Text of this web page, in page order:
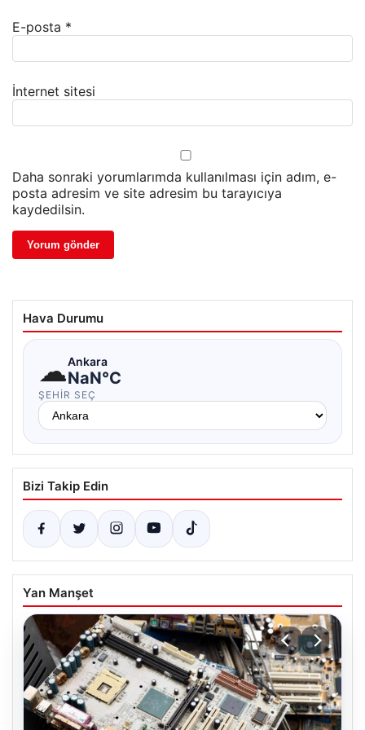
E-posta *
İnternet sitesi
Daha sonraki yorumlarımda kullanılması için adım, e-
posta adresim ve site adresim bu tarayıcıya
kaydedilsin.
Hava Durumu
☁Ankara
NaN°C
ŞEHIR SEÇ
Bizi Takip Edin
Yan Manşet